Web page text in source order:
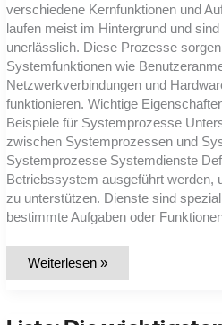
verschiedene Kernfunktionen und
laufen meist im Hintergrund und
unerlässlich. Diese Prozesse
Systemfunktionen wie
Netzwerkverbindungen und
funktionieren. Wichtige
Beispiele für Systemprozesse
zwischen Systemprozessen und
Systemprozesse Systemdienste
Betriebssystem ausgeführt werden,
zu unterstützen. Dienste sind
bestimmte Aufgaben oder
Liste:
Weiterlesen »